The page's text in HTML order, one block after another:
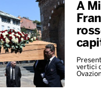
A
vertici